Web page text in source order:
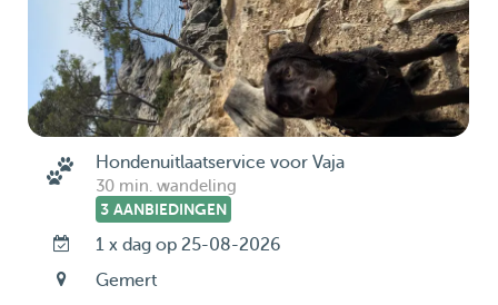
Hondenuitlaatservice voor Vaja
30 min. wandeling
3 AANBIEDINGEN
1 x dag op 25-08-2026
Gemert